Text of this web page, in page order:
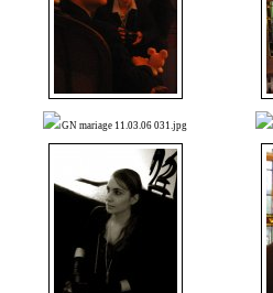
GN mariage 11.03.06 031.jpg